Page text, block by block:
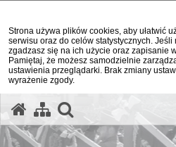
Strona używa plików cookies, aby ułatwić
serwisu oraz do celów statystycznych.
zgadzasz się na ich użycie oraz zapisanie
Pamiętaj, że możesz samodzielnie
ustawienia przeglądarki. Brak zmiany
wyrażenie zgody.